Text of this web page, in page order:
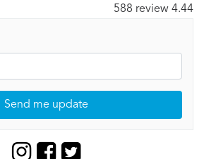
588 review 4.44
Send me update